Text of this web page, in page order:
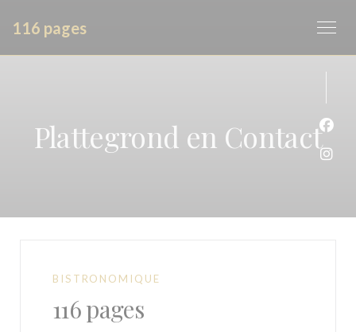
116 pages
Plattegrond en Contact
BISTRONOMIQUE
116 pages